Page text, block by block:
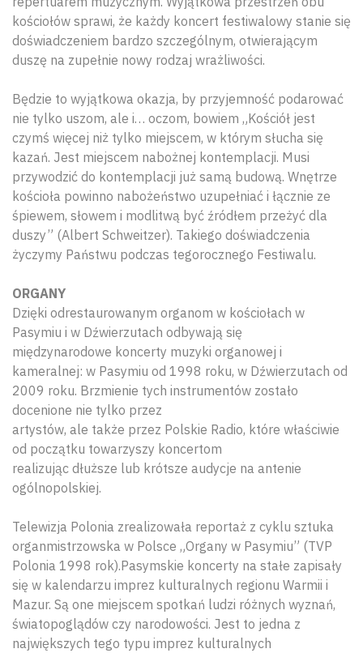
kościołów sprawi, że każdy koncert festiwalowy stanie się
doświadczeniem bardzo szczególnym, otwierającym
duszę na zupełnie nowy rodzaj wrażliwości.
Będzie to wyjątkowa okazja, by przyjemność podarować
nie tylko uszom, ale i… oczom, bowiem „Kościół jest
czymś więcej niż tylko miejscem, w którym słucha się
kazań. Jest miejscem nabożnej kontemplacji. Musi
przywodzić do kontemplacji już samą budową. Wnętrze
kościoła powinno nabożeństwo uzupełniać i łącznie ze
śpiewem, słowem i modlitwą być źródłem przeżyć dla
duszy” (Albert Schweitzer). Takiego doświadczenia
życzymy Państwu podczas tegorocznego Festiwalu.
ORGANY
Dzięki odrestaurowanym organom w kościołach w
Pasymiu i w Dźwierzutach odbywają się
międzynarodowe koncerty muzyki organowej i
kameralnej: w Pasymiu od 1998 roku, w Dźwierzutach od
2009 roku. Brzmienie tych instrumentów zostało
docenione nie tylko przez
artystów, ale także przez Polskie Radio, które właściwie
od początku towarzyszy koncertom
realizując dłuższe lub krótsze audycje na antenie
ogólnopolskiej.
Telewizja Polonia zrealizowała reportaż z cyklu sztuka
organmistrzowska w Polsce „Organy w Pasymiu” (TVP
Polonia 1998 rok).Pasymskie koncerty na stałe zapisały
się w kalendarzu imprez kulturalnych regionu Warmii i
Mazur. Są one miejscem spotkań ludzi różnych wyznań,
światopoglądów czy narodowości. Jest to jedna z
największych tego typu imprez kulturalnych